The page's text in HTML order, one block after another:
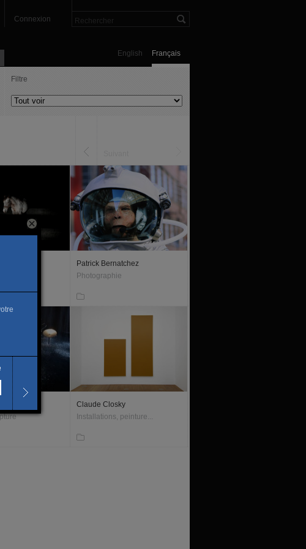
Connexion
Français
English
Filtre
Patrick Bernatchez
Photographie
Claude Closky
Installations, peinture...